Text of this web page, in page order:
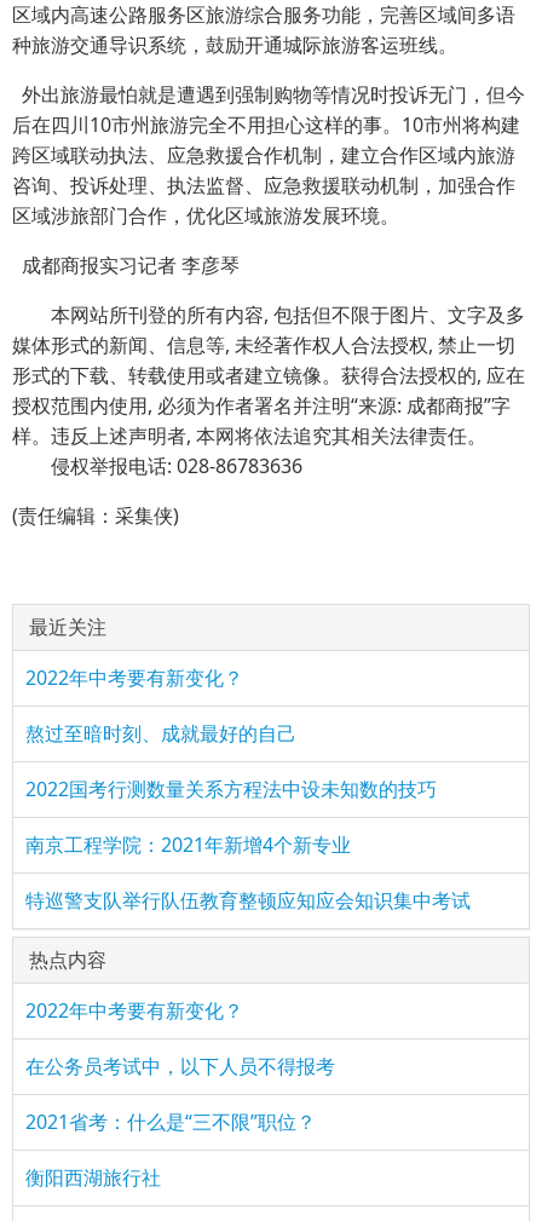
区域内高速公路服务区旅游综合服务功能，完善区域间多语
种旅游交通导识系统，鼓励开通城际旅游客运班线。
外出旅游最怕就是遭遇到强制购物等情况时投诉无门，但今
后在四川10市州旅游完全不用担心这样的事。10市州将构建
跨区域联动执法、应急救援合作机制，建立合作区域内旅游
咨询、投诉处理、执法监督、应急救援联动机制，加强合作
区域涉旅部门合作，优化区域旅游发展环境。
成都商报实习记者 李彦琴
本网站所刊登的所有内容, 包括但不限于图片、文字及多
媒体形式的新闻、信息等, 未经著作权人合法授权, 禁止一切
形式的下载、转载使用或者建立镜像。获得合法授权的, 应在
授权范围内使用, 必须为作者署名并注明“来源: 成都商报”字
样。违反上述声明者, 本网将依法追究其相关法律责任。
侵权举报电话: 028-86783636
(责任编辑：采集侠)
最近关注
2022年中考要有新变化？
熬过至暗时刻、成就最好的自己
2022国考行测数量关系方程法中设未知数的技巧
南京工程学院：2021年新增4个新专业
特巡警支队举行队伍教育整顿应知应会知识集中考试
热点内容
2022年中考要有新变化？
在公务员考试中，以下人员不得报考
2021省考：什么是“三不限”职位？
衡阳西湖旅行社